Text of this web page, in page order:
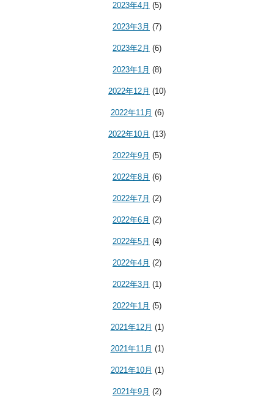
2023年4月 (5)
2023年3月 (7)
2023年2月 (6)
2023年1月 (8)
2022年12月 (10)
2022年11月 (6)
2022年10月 (13)
2022年9月 (5)
2022年8月 (6)
2022年7月 (2)
2022年6月 (2)
2022年5月 (4)
2022年4月 (2)
2022年3月 (1)
2022年1月 (5)
2021年12月 (1)
2021年11月 (1)
2021年10月 (1)
2021年9月 (2)